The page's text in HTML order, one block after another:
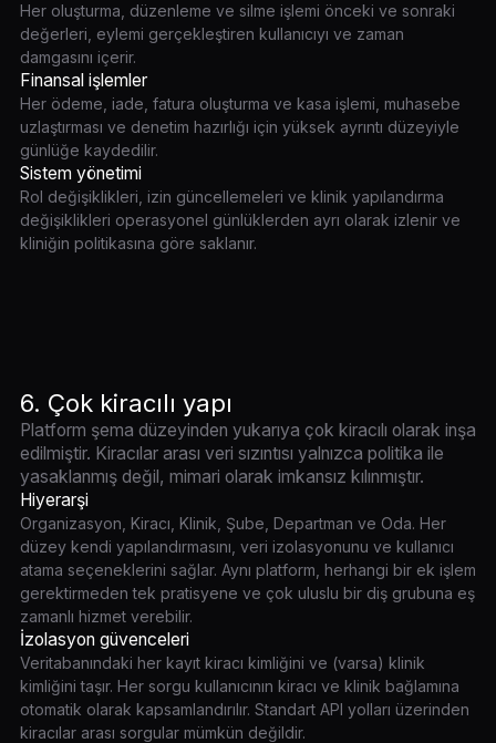
Her oluşturma, düzenleme ve silme işlemi önceki ve sonraki
değerleri, eylemi gerçekleştiren kullanıcıyı ve zaman
damgasını içerir.
Finansal işlemler
Her ödeme, iade, fatura oluşturma ve kasa işlemi, muhasebe
uzlaştırması ve denetim hazırlığı için yüksek ayrıntı düzeyiyle
günlüğe kaydedilir.
Sistem yönetimi
Rol değişiklikleri, izin güncellemeleri ve klinik yapılandırma
değişiklikleri operasyonel günlüklerden ayrı olarak izlenir ve
kliniğin politikasına göre saklanır.
6. Çok kiracılı yapı
Platform şema düzeyinden yukarıya çok kiracılı olarak inşa
edilmiştir. Kiracılar arası veri sızıntısı yalnızca politika ile
yasaklanmış değil, mimari olarak imkansız kılınmıştır.
Hiyerarşi
Organizasyon, Kiracı, Klinik, Şube, Departman ve Oda. Her
düzey kendi yapılandırmasını, veri izolasyonunu ve kullanıcı
atama seçeneklerini sağlar. Aynı platform, herhangi bir ek işlem
gerektirmeden tek pratisyene ve çok uluslu bir diş grubuna eş
zamanlı hizmet verebilir.
İzolasyon güvenceleri
Veritabanındaki her kayıt kiracı kimliğini ve (varsa) klinik
kimliğini taşır. Her sorgu kullanıcının kiracı ve klinik bağlamına
otomatik olarak kapsamlandırılır. Standart API yolları üzerinden
kiracılar arası sorgular mümkün değildir.